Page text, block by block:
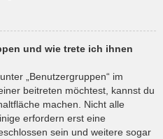
und wie trete ich ihnen
„Benutzergruppen“ im
beitreten möchtest, kannst du
machen. Nicht alle
erfordern erst eine
sein und weitere sogar